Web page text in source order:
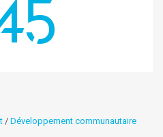
/ Développement communautaire